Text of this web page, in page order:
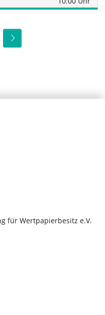
für Wertpapierbesitz e.V.